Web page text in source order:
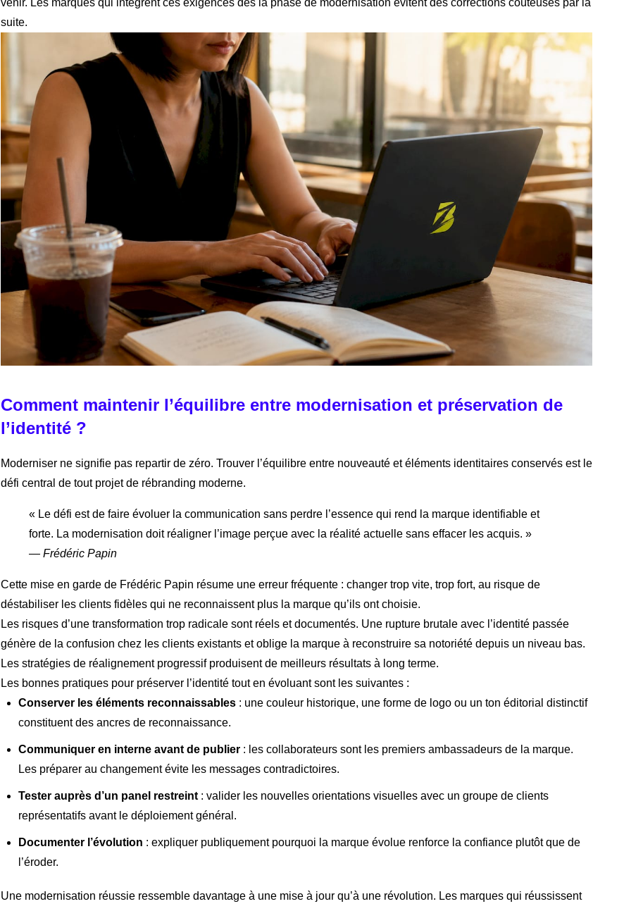
venir. Les marques qui intègrent ces exigences dès la phase de modernisation évitent des corrections coûteuses par la
suite.
Comment maintenir l’équilibre entre modernisation et préservation de
l’identité ?
Moderniser ne signifie pas repartir de zéro. Trouver l’équilibre entre nouveauté et éléments identitaires conservés est le
défi central de tout projet de rébranding moderne.
« Le défi est de faire évoluer la communication sans perdre l’essence qui rend la marque identifiable et
forte. La modernisation doit réaligner l’image perçue avec la réalité actuelle sans effacer les acquis. »
— Frédéric Papin
Cette mise en garde de Frédéric Papin résume une erreur fréquente : changer trop vite, trop fort, au risque de
déstabiliser les clients fidèles qui ne reconnaissent plus la marque qu’ils ont choisie.
Les risques d’une transformation trop radicale sont réels et documentés. Une rupture brutale avec l’identité passée
génère de la confusion chez les clients existants et oblige la marque à reconstruire sa notoriété depuis un niveau bas.
Les stratégies de réalignement progressif produisent de meilleurs résultats à long terme.
Les bonnes pratiques pour préserver l’identité tout en évoluant sont les suivantes :
Conserver les éléments reconnaissables : une couleur historique, une forme de logo ou un ton éditorial distinctif
constituent des ancres de reconnaissance.
Communiquer en interne avant de publier : les collaborateurs sont les premiers ambassadeurs de la marque.
Les préparer au changement évite les messages contradictoires.
Tester auprès d’un panel restreint : valider les nouvelles orientations visuelles avec un groupe de clients
représentatifs avant le déploiement général.
Documenter l’évolution : expliquer publiquement pourquoi la marque évolue renforce la confiance plutôt que de
l’éroder.
Une modernisation réussie ressemble davantage à une mise à jour qu’à une révolution. Les marques qui réussissent